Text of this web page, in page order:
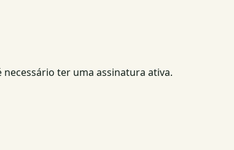
necessário ter uma assinatura ativa.